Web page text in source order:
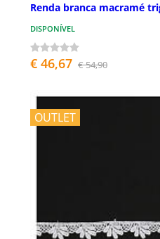
Renda branca macramé
DISPONÍVEL
€ 46,67 € 54,90
OUTLET